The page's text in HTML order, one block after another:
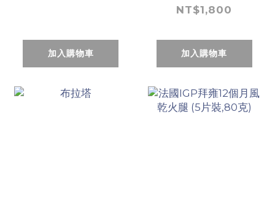
加入購物車
味
NT$1,800
加入購物車